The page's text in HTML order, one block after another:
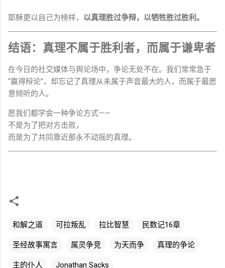
耶稣更以 自己为榜样， 以真理胜过争辩， 以牺牲胜过胜利。
结语： 真理不属于胜利 者， 而属于谦卑者
在今日 的社交媒体与舆论场中， 争论无处不在。 我们常常急于
“赢得辩论”， 却忘记了真理从未属于声音最大的人， 而属于最愿
意倾听的人。
愿我们都学会一种争论方式——
不是为了把对方击败，
而是为了共同靠近那永不动摇的真理。
和解之道 可拉叛乱 拉比智慧 民数记16章
圣经故事寓言 属灵争竞 为天而争 真理的争论
主的仆人 Jonathan Sacks